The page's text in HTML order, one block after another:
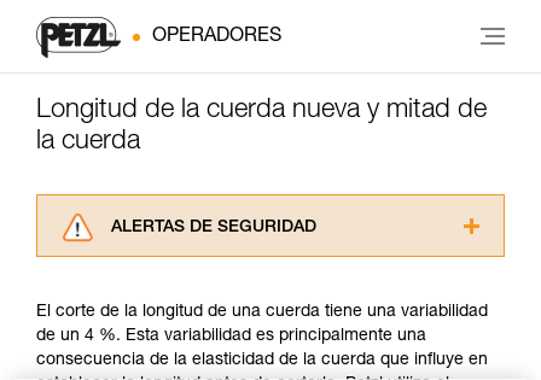
OPERADORES
Longitud de la cuerda nueva y mitad de
la cuerda
ALERTAS DE SEGURIDAD
consultarlo. Usted debe comprender la
información de la ficha técnica para poder
comprender este complemento informativo.
El corte de la longitud de una cuerda tiene una variabilidad
de un 4 %. Esta variabilidad es principalmente una
consecuencia de la elasticidad de la cuerda que influye en